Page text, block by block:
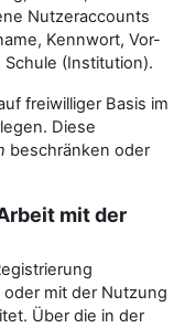
Nutzeraccounts
Kennwort, Vor-
(Institution).
freiwilliger Basis im
Diese
beschränken oder
mit der
mit der Nutzung
Über die in der